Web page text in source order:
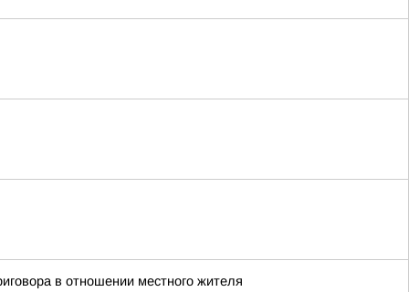
в отношении местного жителя